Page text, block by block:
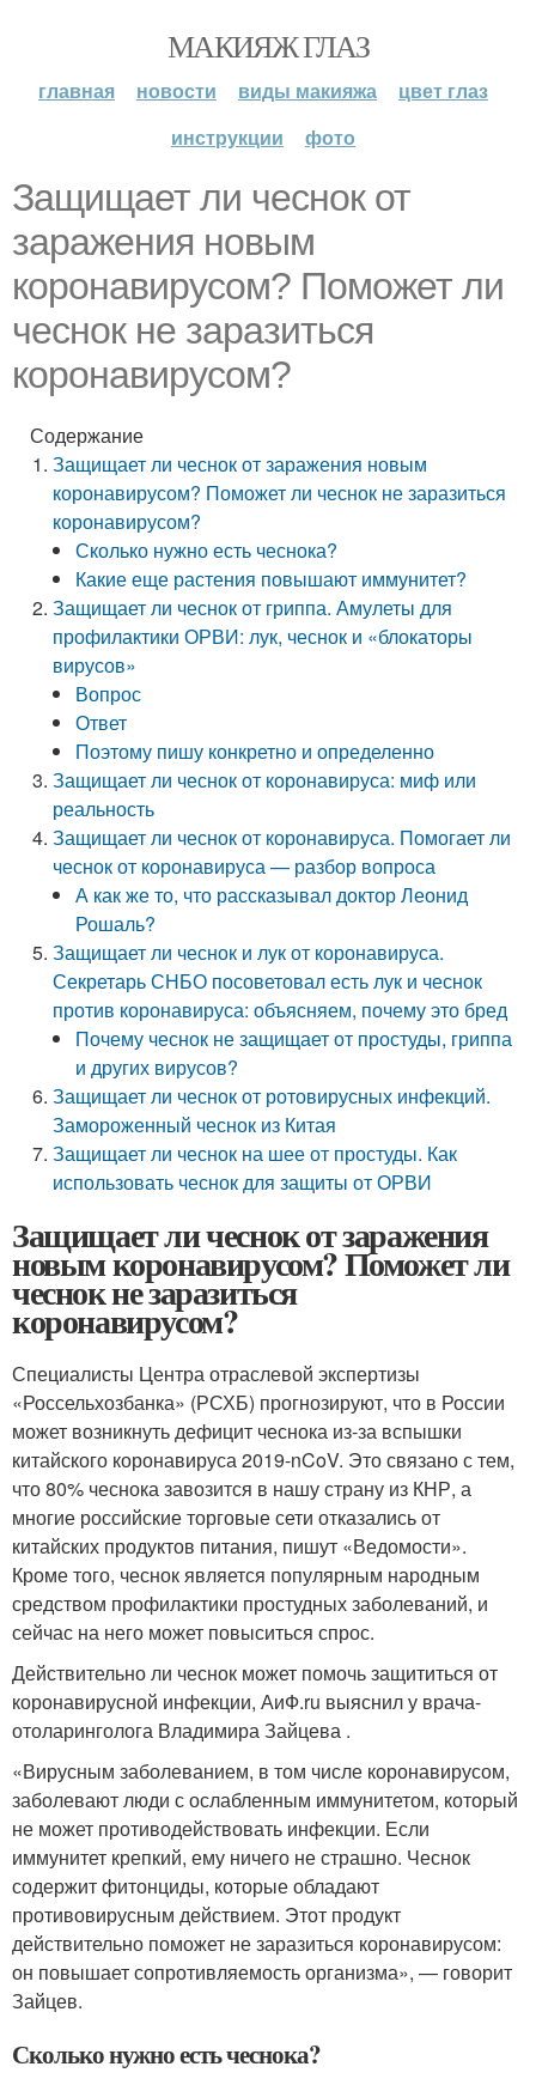
МАКИЯЖ ГЛАЗ
главная новости виды макияжа
цвет глаз
инструкции
фото
Защищает ли чеснок от
заражения новым
коронавирусом? Поможет ли
чеснок не заразиться
коронавирусом?
Содержание
Защищает ли чеснок от заражения новым
коронавирусом? Поможет ли чеснок не заразиться
коронавирусом?
Сколько нужно есть чеснока?
Какие еще растения повышают иммунитет?
Защищает ли чеснок от гриппа. Амулеты для
профилактики ОРВИ: лук, чеснок и «блокаторы
вирусов»
Вопрос
Ответ
Поэтому пишу конкретно и определенно
Защищает ли чеснок от коронавируса: миф или
реальность
Защищает ли чеснок от коронавируса. Помогает ли
чеснок от коронавируса — разбор вопроса
А как же то, что рассказывал доктор Леонид
Рошаль?
Защищает ли чеснок и лук от коронавируса.
Секретарь СНБО посоветовал есть лук и чеснок
против коронавируса: объясняем, почему это бред
Почему чеснок не защищает от простуды, гриппа
и других вирусов?
Защищает ли чеснок от ротовирусных инфекций.
Замороженный чеснок из Китая
Защищает ли чеснок на шее от простуды. Как
использовать чеснок для защиты от ОРВИ
Защищает ли чеснок от заражения
новым коронавирусом? Поможет ли
чеснок не заразиться
коронавирусом?
Специалисты Центра отраслевой экспертизы
«Россельхозбанка» (РСХБ) прогнозируют, что в России
может возникнуть дефицит чеснока из-за вспышки
китайского коронавируса 2019-nCoV. Это связано с тем,
что 80% чеснока завозится в нашу страну из КНР, а
многие российские торговые сети отказались от
китайских продуктов питания, пишут «Ведомости».
Кроме того, чеснок является популярным народным
средством профилактики простудных заболеваний, и
сейчас на него может повыситься спрос.
Действительно ли чеснок может помочь защититься от
коронавирусной инфекции, АиФ.ru выяснил у врача-
отоларинголога Владимира Зайцева .
«Вирусным заболеванием, в том числе коронавирусом,
заболевают люди с ослабленным иммунитетом, который
не может противодействовать инфекции. Если
иммунитет крепкий, ему ничего не страшно. Чеснок
содержит фитонциды, которые обладают
противовирусным действием. Этот продукт
действительно поможет не заразиться коронавирусом:
он повышает сопротивляемость организма», — говорит
Зайцев.
Сколько нужно есть чеснока?